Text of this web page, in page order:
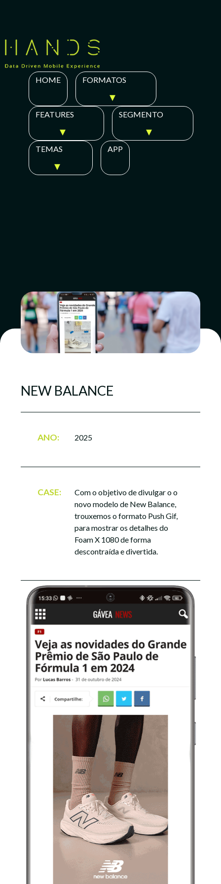
HOME FORMATOS
FEATURES SEGMENTO
TEMAS APP
NEW BALANCE
ANO: 2025
CASE:
Com o objetivo de divulgar o o
novo modelo de New Balance,
trouxemos o formato Push Gif,
para mostrar os detalhes do
Foam X 1080 de forma
descontraída e divertida.